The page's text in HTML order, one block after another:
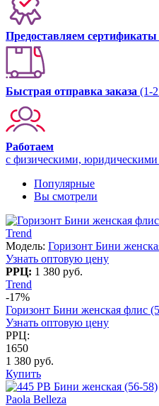
Предоставляем сертификаты
Быстрая отправка заказа (1-
Работаем
с физическими,
Популярные
Вы смотрели
Trend
Модель: Горизонт Бини
Узнать оптовую цену
РРЦ: 1 380 руб.
Trend
-17%
Горизонт Бини женская флис
Узнать оптовую цену
РРЦ:
1650
1 380 руб.
Купить
Paola Belleza